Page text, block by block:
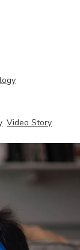
Video Story